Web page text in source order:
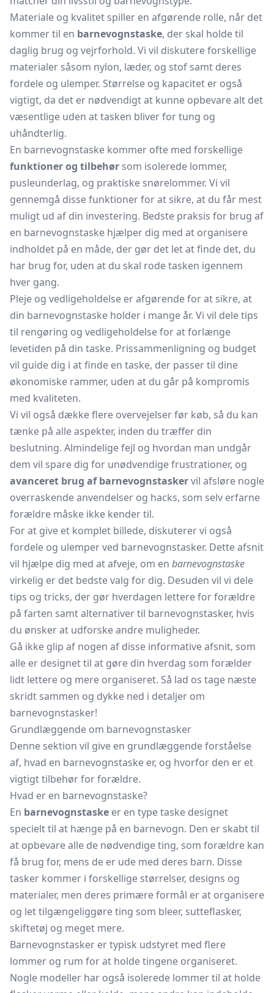
Materiale og kvalitet spiller en afgørende rolle, når det
kommer til en barnevognstaske, der skal holde til
daglig brug og vejrforhold. Vi vil diskutere forskellige
materialer såsom nylon, læder, og stof samt deres
fordele og ulemper. Størrelse og kapacitet er også
vigtigt, da det er nødvendigt at kunne opbevare alt det
væsentlige uden at tasken bliver for tung og
uhåndterlig.
En barnevognstaske kommer ofte med forskellige
funktioner og tilbehør som isolerede lommer,
pusleunderlag, og praktiske snørelommer. Vi vil
gennemgå disse funktioner for at sikre, at du får mest
muligt ud af din investering. Bedste praksis for brug af
en barnevognstaske hjælper dig med at organisere
indholdet på en måde, der gør det let at finde det, du
har brug for, uden at du skal rode tasken igennem
hver gang.
Pleje og vedligeholdelse er afgørende for at sikre, at
din barnevognstaske holder i mange år. Vi vil dele tips
til rengøring og vedligeholdelse for at forlænge
levetiden på din taske. Prissammenligning og budget
vil guide dig i at finde en taske, der passer til dine
økonomiske rammer, uden at du går på kompromis
med kvaliteten.
Vi vil også dække flere overvejelser før køb, så du kan
tænke på alle aspekter, inden du træffer din
beslutning. Almindelige fejl og hvordan man undgår
dem vil spare dig for unødvendige frustrationer, og
avanceret brug af barnevognstaskervil afsløre nogle
overraskende anvendelser og hacks, som selv erfarne
forældre måske ikke kender til.
For at give et komplet billede, diskuterer vi også
fordele og ulemper ved barnevognstasker. Dette afsnit
vil hjælpe dig med at afveje, om en barnevognstaske
virkelig er det bedste valg for dig. Desuden vil vi dele
tips og tricks, der gør hverdagen lettere for forældre
på farten samt alternativer til barnevognstasker, hvis
du ønsker at udforske andre muligheder.
Gå ikke glip af nogen af disse informative afsnit, som
alle er designet til at gøre din hverdag som forælder
lidt lettere og mere organiseret. Så lad os tage næste
skridt sammen og dykke ned i detaljer om
barnevognstasker!
Grundlæggende om barnevognstasker
Denne sektion vil give en grundlæggende forståelse
af, hvad en barnevognstaske er, og hvorfor den er et
vigtigt tilbehør for forældre.
Hvad er en barnevognstaske?
En barnevognstaske er en type taske designet
specielt til at hænge på en barnevogn. Den er skabt til
at opbevare alle de nødvendige ting, som forældre kan
få brug for, mens de er ude med deres barn. Disse
tasker kommer i forskellige størrelser, designs og
materialer, men deres primære formål er at organisere
og let tilgængeliggøre ting som bleer, sutteflasker,
skiftetøj og meget mere.
Barnevognstasker er typisk udstyret med flere
lommer og rum for at holde tingene organiseret.
Nogle modeller har også isolerede lommer til at holde